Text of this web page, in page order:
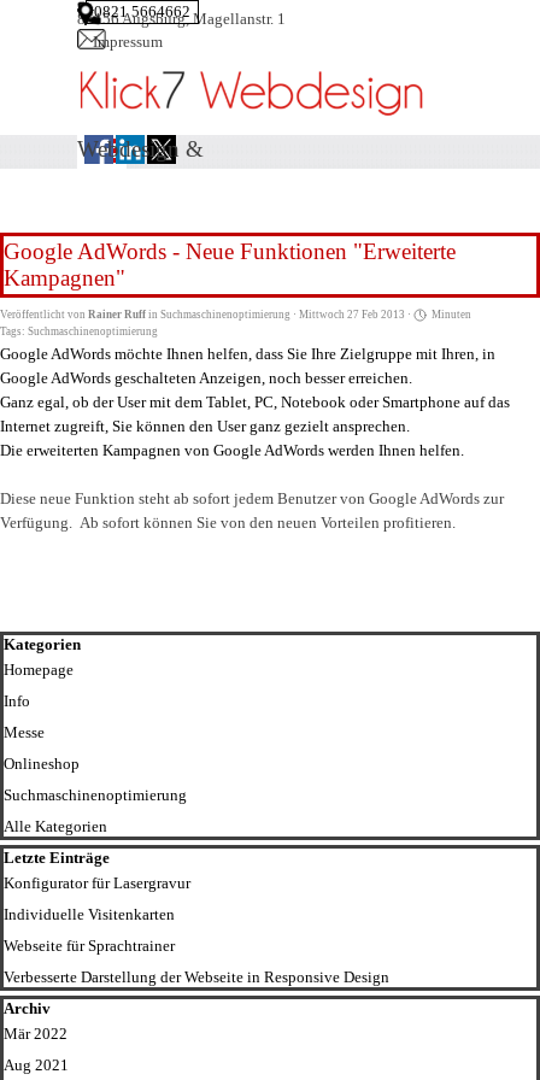
Direkt zum Seiteninhalt
0821 5664662
86156 Augsburg, Magellanstr. 1
Impressum
Webdesign &
Menü überspringen
Google AdWords - Neue Funktionen "Erweiterte
Kampagnen"
Veröffentlicht von Rainer Ruff in Suchmaschinenoptimierung · Mittwoch 27 Feb 2013 ·
Minuten
Tags: Suchmaschinenoptimierung
Google AdWords möchte Ihnen helfen, dass Sie Ihre Zielgruppe mit Ihren, in
Google AdWords geschalteten Anzeigen, noch besser erreichen.
Ganz egal, ob der User mit dem Tablet, PC, Notebook oder Smartphone auf das
Internet zugreift, Sie können den User ganz gezielt ansprechen.
Die erweiterten Kampagnen von Google AdWords werden Ihnen helfen.
Diese neue Funktion steht ab sofort jedem Benutzer von GoogleAdWords zur
Verfügung. Ab sofort können Sie von den neuen Vorteilen profitieren.
Block überspringen Kategorien
Kategorien
Homepage
Info
Messe
Onlineshop
Suchmaschinenoptimierung
Alle Kategorien
Block überspringen Letzte Einträge
Letzte Einträge
Konfigurator für Lasergravur
Individuelle Visitenkarten
Webseite für Sprachtrainer
Verbesserte Darstellung der Webseite in Responsive Design
Block überspringen Archiv
Archiv
Mär 2022
Aug 2021